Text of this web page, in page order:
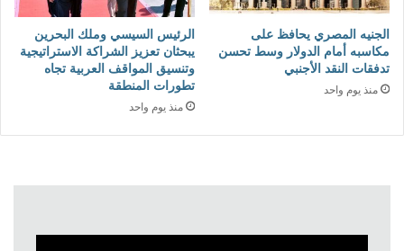
الجنيه المصري يحافظ على
مكاسبه أمام الدولار وسط تحسن
تدفقات النقد الأجنبي
منذ يوم واحد
الرئيس السيسي وملك البحرين
يبحثان تعزيز الشراكة الاستراتيجية
وتنسيق المواقف العربية تجاه
تطورات المنطقة
منذ يوم واحد